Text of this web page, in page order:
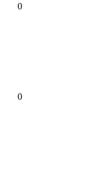
0
0